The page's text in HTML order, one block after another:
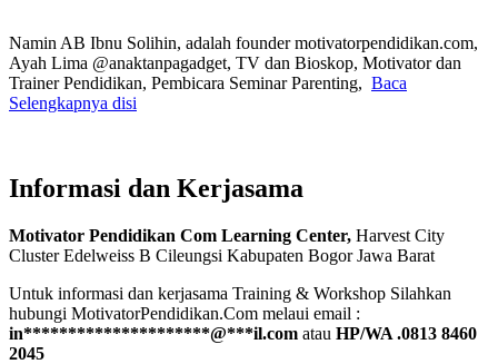
Namin AB Ibnu Solihin, adalah founder motivatorpendidikan.com,
Ayah Lima @anaktanpagadget, TV dan Bioskop, Motivator dan
Trainer Pendidikan, Pembicara Seminar Parenting, Baca
Selengkapnya disi
Informasi dan Kerjasama
Motivator Pendidikan Com Learning Center, Harvest City
Cluster Edelweiss B Cileungsi Kabupaten Bogor Jawa Barat
Untuk informasi dan kerjasama Training & Workshop Silahkan
hubungi MotivatorPendidikan.Com melaui email :
in*********************@***il.com atau HP/WA .0813 8460
2045